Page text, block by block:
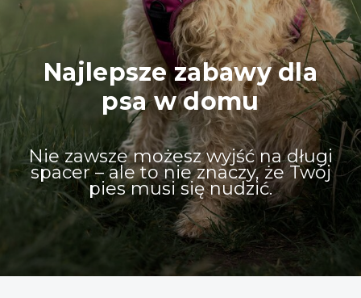
Najlepsze zabawy dla
psa w domu
Nie zawsze możesz wyjść na długi
spacer – ale to nie znaczy, że Twój
pies musi się nudzić.